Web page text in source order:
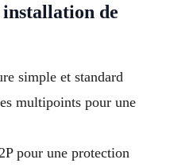
de
simple et standard
multipoints pour une
pour une protection